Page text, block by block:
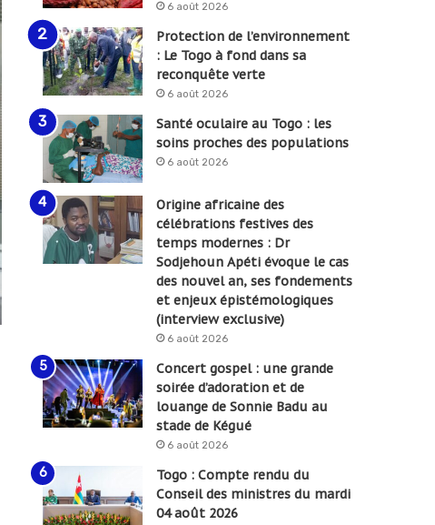
6 août 2026
Protection de l’environnement
: Le Togo à fond dans sa
reconquête verte
6 août 2026
Santé oculaire au Togo : les
soins proches des populations
6 août 2026
Origine africaine des
célébrations festives des
temps modernes : Dr
Sodjehoun Apéti évoque le cas
des nouvel an, ses fondements
et enjeux épistémologiques
(interview exclusive)
6 août 2026
Concert gospel : une grande
soirée d’adoration et de
louange de Sonnie Badu au
stade de Kégué
6 août 2026
Togo : Compte rendu du
Conseil des ministres du mardi
04 août 2026